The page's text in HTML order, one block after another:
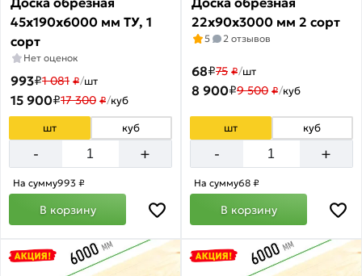
45х190х6000 мм ТУ, 1
сорт
Нет оценок
993₽1 081 ₽/шт
15 900₽17 300 ₽/куб
шт куб
- +
На сумму993 ₽
В корзину
22х90х3000 мм 2 сорт
5 2 отзывов
68₽75 ₽/шт
8 900₽9 500 ₽/куб
шт куб
- +
На сумму68 ₽
В корзину